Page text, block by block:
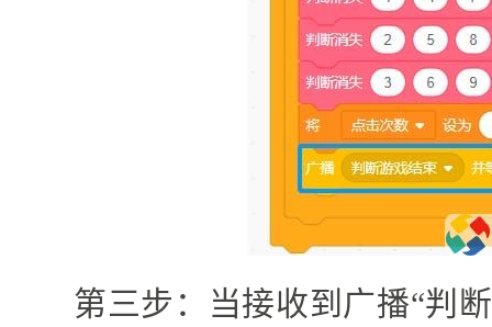
第三步：当接收到广播“判